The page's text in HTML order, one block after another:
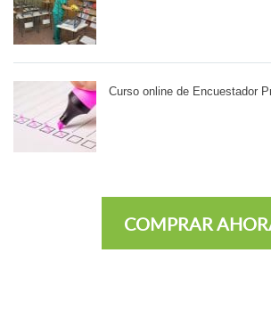
Curso online de Encuestador
COMPRAR